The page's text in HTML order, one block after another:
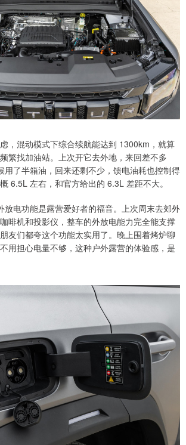
，混动模式下综合续航能达到 1300km，就算
繁找加油站。上次开它去外地，来回差不多
用了半箱油，回来还剩不少，馈电油耗也控制得
6.5L 左右，和官方给出的 6.3L 差距不大。
放电功能是露营爱好者的福音。上次周末去郊外
啡机和投影仪，整车的外放电能力完全能支撑
友们都夸这个功能太实用了。晚上围着烤炉聊
用担心电量不够，这种户外露营的体验感，是